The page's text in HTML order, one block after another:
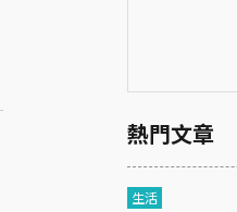
熱門文章
生活